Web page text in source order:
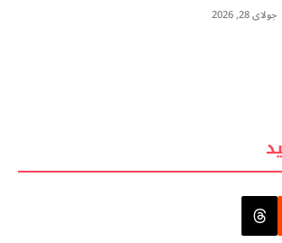
جولای 28, 2026